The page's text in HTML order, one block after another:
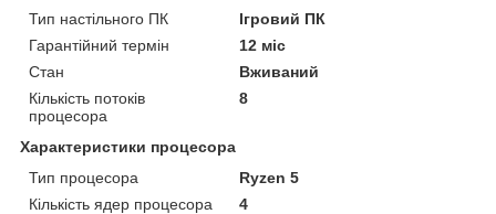
Тип настільного ПК
Ігровий ПК
Гарантійний термін
12 міс
Стан
Вживаний
Кількість потоків
процесора
8
Характеристики процесора
Тип процесора
Ryzen 5
Кількість ядер процесора
4